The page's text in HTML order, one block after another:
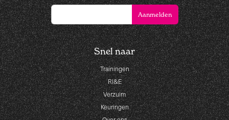
Snel naar
Trainingen
RI&E
Verzuim
Keuringen